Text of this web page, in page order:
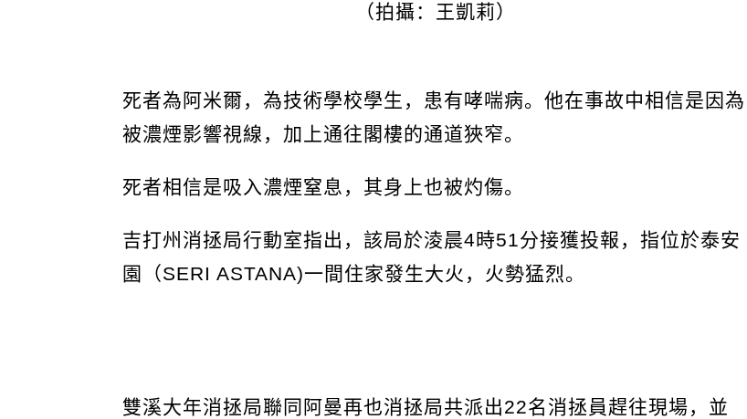
（拍攝：王凱莉）
死者為阿米爾，為技術學校學生，患有哮喘病。他在事故中相信是因為
被濃煙影響視線，加上通往閣樓的通道狹窄。
死者相信是吸入濃煙窒息，其身上也被灼傷。
吉打州消拯局行動室指出，該局於淩晨4時51分接獲投報，指位於泰安
園（SERI ASTANA)一間住家發生大火，火勢猛烈。
雙溪大年消拯局聯同阿曼再也消拯局共派出22名消拯員趕往現場，並